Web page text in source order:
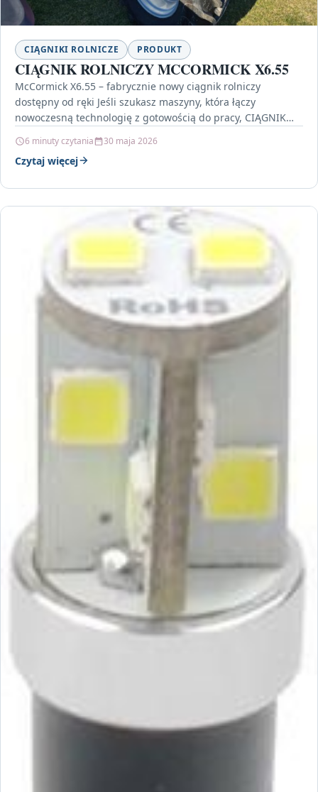
CIĄGNIKI ROLNICZE PRODUKT
CIĄGNIK ROLNICZY MCCORMICK X6.55
McCormick X6.55 – fabrycznie nowy ciągnik rolniczy
dostępny od ręki Jeśli szukasz maszyny, która łączy
nowoczesną technologię z gotowością do pracy, CIĄGNIK
6 minuty czytania 30 maja 2026
Czytaj więcej